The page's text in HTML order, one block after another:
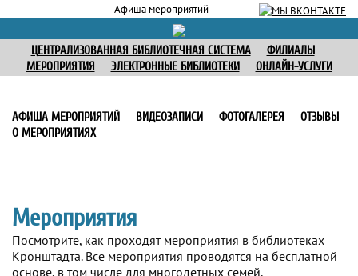
Афиша мероприятий
ЦЕНТРАЛИЗОВАННАЯ БИБЛИОТЕЧНАЯ СИСТЕМА
ФИЛИАЛЫ
МЕРОПРИЯТИЯ
ЭЛЕКТРОННЫЕ БИБЛИОТЕКИ ОНЛАЙН-УСЛУГИ
АФИША МЕРОПРИЯТИЙ ВИДЕОЗАПИСИ ФОТОГАЛЕРЕЯ
ОТЗЫВЫ
О МЕРОПРИЯТИЯХ
Мероприятия
Посмотрите, как проходят мероприятия в библиотеках
Кронштадта. Все мероприятия проводятся на бесплатной
основе, в том числе для многодетных семей.